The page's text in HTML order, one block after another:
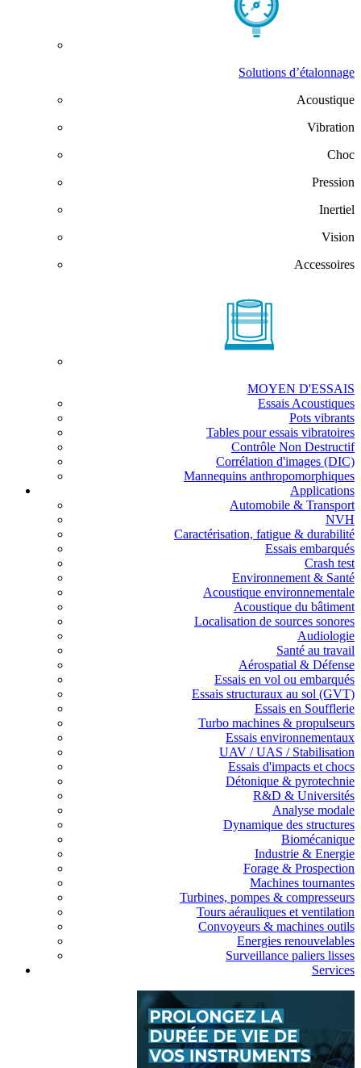
Solutions d’étalonnage
Acoustique
Vibration
Choc
Pression
Inertiel
Vision
Accessoires
MOYEN D'ESSAIS
Essais Acoustiques
Pots vibrants
Tables pour essais vibratoires
Contrôle Non Destructif
Corrélation d'images (DIC)
Mannequins anthropomorphiques
Applications
Automobile & Transport
NVH
Caractérisation, fatigue & durabilité
Essais embarqués
Crash test
Environnement & Santé
Acoustique environnementale
Acoustique du bâtiment
Localisation de sources sonores
Audiologie
Santé au travail
Aérospatial & Défense
Essais en vol ou embarqués
Essais structuraux au sol (GVT)
Essais en Soufflerie
Turbo machines & propulseurs
Essais environnementaux
UAV / UAS / Stabilisation
Essais d'impacts et chocs
Détonique & pyrotechnie
R&D & Universités
Analyse modale
Dynamique des structures
Biomécanique
Industrie & Energie
Forage & Prospection
Machines tournantes
Turbines, pompes & compresseurs
Tours aérauliques et ventilation
Convoyeurs & machines outils
Energies renouvelables
Surveillance paliers lisses
Services